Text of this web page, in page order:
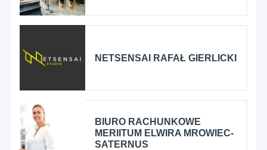
NETSENSAI RAFAŁ GIERLICKI
BIURO RACHUNKOWE
MERIITUM ELWIRA MROWIEC-
SATERNUS